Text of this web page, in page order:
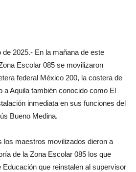
2025.- En la mañana de este
Escolar 085 se movilizaron
federal México 200, la costera de
a Aquila también conocido como El
inmediata en sus funciones del
Bueno Medina.
los maestros movilizados dieron a
de la Zona Escolar 085 los que
que reinstalen al supervisor